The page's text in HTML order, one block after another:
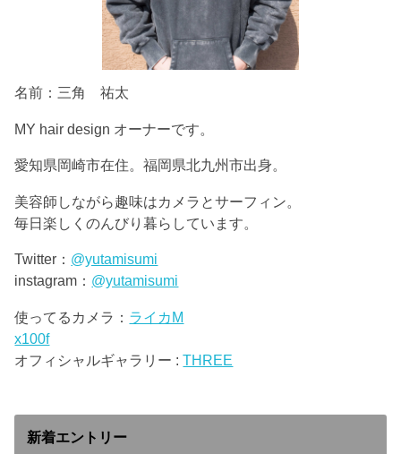
名前：三角 祐太
MY hair design オーナーです。
愛知県岡崎市在住。福岡県北九州市出身。
美容師しながら趣味はカメラとサーフィン。
毎日楽しくのんびり暮らしています。
Twitter： @yutamisumi
instagram： @yutamisumi
使ってるカメラ： ライカM
x100f
オフィシャルギャラリー :THREE
新着エントリー